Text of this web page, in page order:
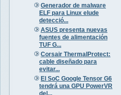
Generador de malware
ELF para Linux elude
detecció...
ASUS presenta nuevas
fuentes de alimentación
TUF G...
Corsair ThermalProtect:
cable diseñado para
evitar...
El SoC Google Tensor G6
tendrá una GPU PowerVR
del...